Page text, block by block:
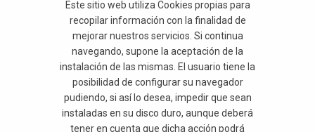
Este sitio web utiliza Cookies propias para
recopilar información con la finalidad de
mejorar nuestros servicios. Si continua
navegando, supone la aceptación de la
instalación de las mismas. El usuario tiene la
posibilidad de configurar su navegador
pudiendo, si así lo desea, impedir que sean
instaladas en su disco duro, aunque deberá
tener en cuenta que dicha acción podrá